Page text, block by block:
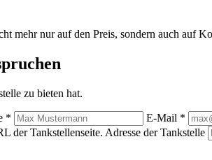
mehr nur auf den Preis, sondern auch auf
zu bieten hat.
* E-Mail *
der Tankstellenseite. Adresse der Tankstelle